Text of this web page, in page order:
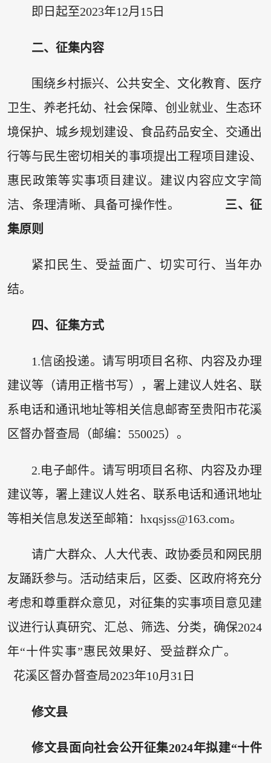
即日起至2023年12月15日
二、征集内容
围绕乡村振兴、公共安全、文化教育、医疗
卫生、养老托幼、社会保障、创业就业、生态环
境保护、城乡规划建设、食品药品安全、交通出
行等与民生密切相关的事项提出工程项目建设、
惠民政策等实事项目建议。建议内容应文字简
洁、条理清晰、具备可操作性。 三、征
集原则
紧扣民生、受益面广、切实可行、当年办
结。
四、征集方式
1.信函投递。请写明项目名称、内容及办理
建议等（请用正楷书写），署上建议人姓名、联
系电话和通讯地址等相关信息邮寄至贵阳市花溪
区督办督查局（邮编：550025）。
2.电子邮件。请写明项目名称、内容及办理
建议等，署上建议人姓名、联系电话和通讯地址
等相关信息发送至邮箱：hxqsjss@163.com。
请广大群众、人大代表、政协委员和网民朋
友踊跃参与。活动结束后，区委、区政府将充分
考虑和尊重群众意见，对征集的实事项目意见建
议进行认真研究、汇总、筛选、分类，确保2024
年“十件实事”惠民效果好、受益群众广。
花溪区督办督查局2023年10月31日
修文县
修文县面向社会公开征集2024年拟建“十件